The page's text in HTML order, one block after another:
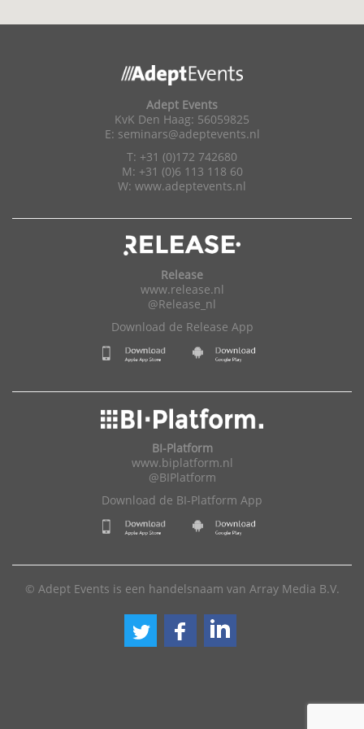
Adept Events
KvK Den Haag: 56059825
E: seminars@adeptevents.nl
T: +31 (0)172 742680
M: +31 (0)6 113 118 60
W: www.adeptevents.nl
Release
www.release.nl
@Release_nl
Download de Release App
BI-Platform
www.biplatform.nl
@BIPlatform
Download de BI-Platform App
© Adept Events is een handelsnaam van Array Media B.V.